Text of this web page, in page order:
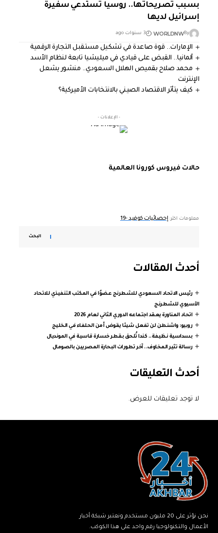
بسبب تصريحاتها.. روسيا تستدعي سفيرة
إسرائيل لديها
By
WORLDNW 3 سنوات ago
الإمارات.. قوة صاعدة في تشكيل مستقبل التجارة الرقمية
ألمانيا.. القبض على قيادي في ميليشيا تابعة لنظام الأسد
محمد صلاح بقميص الهلال السعودي.. منشور يشعل
الإنترنت
كيف يتأثر الاقتصاد الصيني بالانتخابات الأميركية؟
- الإعلانات -
حالات فيروس كورونا العالمية
معلومات اكثر:إحصائيات كوفيد -19
البحث
أحدث المقالات
رئيس الاتحاد السعودي للشطرنج عضوًا في المكتب التنفيذي للاتحاد
الآسيوي للشطرنج
اتحاد المناورة يعقد اجتماعه الدوري الثاني لعام 2026
روبيو: واشنطن لن تفعل شيئا يقوض أمن الحلفاء في الخليج
بسداسية نظيفة.. كندا تُلحق بقطر خسارة قاسية في المونديال
رسالة تثير المخاوف.. آخر تطورات البحارة المصريين بالصومال
أحدث التعليقات
لا توجد تعليقات للعرض.
نحن نؤثر على 20 مليون مستخدم ونعتبر شبكة أخبار
الأعمال والتكنولوجيا رقم واحد على هذا الكوكب.